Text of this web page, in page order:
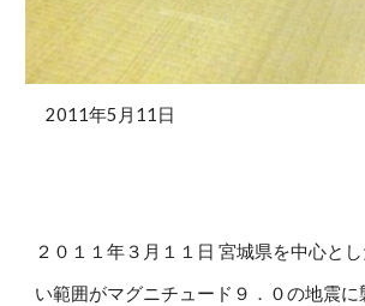
2011年5月11日
２０１１年３月１１日 宮城県を中心と
い範囲がマグニチュード９．０の地震に